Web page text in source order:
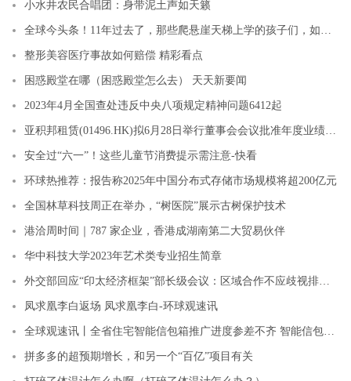
小水井农民合唱团：身带泥土声如天籁
全球今头条！11年过去了，那些爬悬崖天梯上学的孩子们，如今过得怎样？
整形美容医疗事故如何赔偿 精彩看点
困惑殿堂在哪（困惑殿堂怎么去） 天天新要闻
2023年4月全国查处违反中央八项规定精神问题6412起
亚积邦租赁(01496.HK)拟6月28日举行董事会会议批准年度业绩-环球新消息
安全过“六一”！这些儿童节消费提示需注意-快看
环球热推荐：报告称2025年中国分布式存储市场规模将超200亿元
全国林草科技周正在举办，“树医院”展示古树保护技术
港洽周时间｜787 家企业，香港成湖南第二大贸易伙伴
华中科技大学2023年艺术类专业招生简章
外交部回应“印太经济框架”部长级会议：区域合作不应歧视排他 环球速看料
凤求凰李白返场 凤求凰李白-环球观速讯
全球观速讯丨全省住宅智能信包箱推广进度参差不齐 智能信包箱，住宅小区“门槛”为何难迈？
拼多多的超预期增长，和另一个“百亿”项目有关